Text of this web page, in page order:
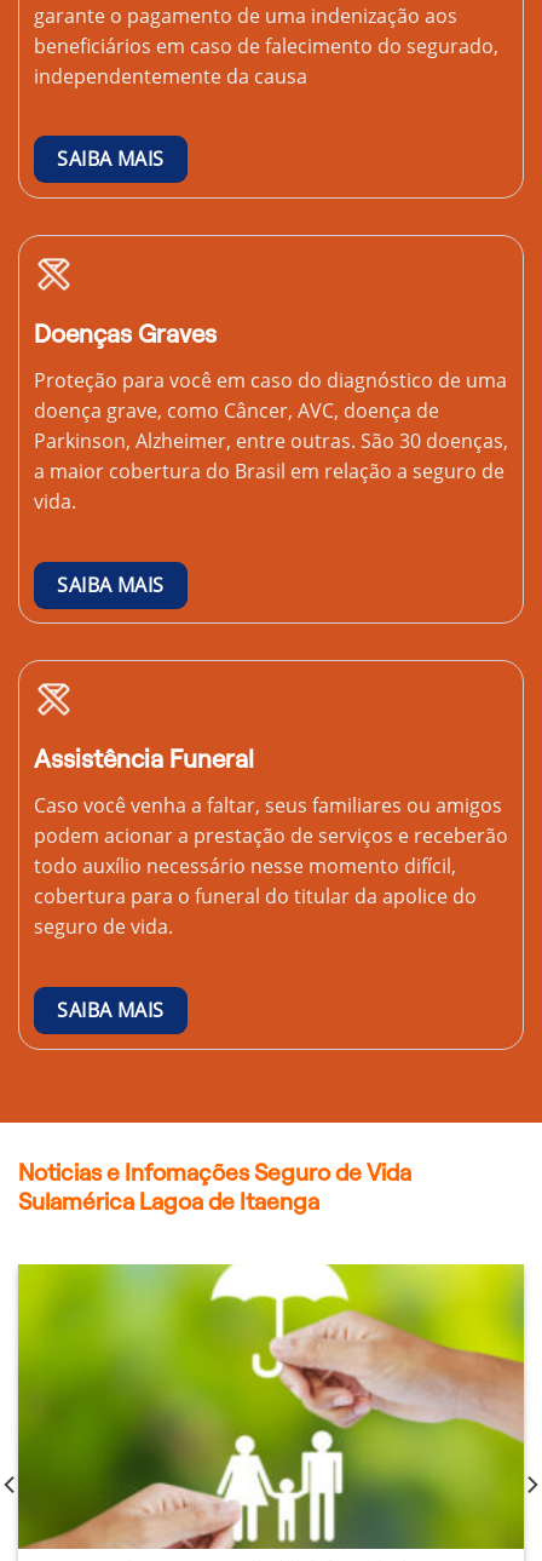
garante o pagamento de uma indenização aos
beneficiários em caso de falecimento do segurado,
independentemente da causa
SAIBA MAIS
Doenças Graves
Proteção para você em caso do diagnóstico de uma
doença grave, como Câncer, AVC, doença de
Parkinson, Alzheimer, entre outras. São 30 doenças,
a maior cobertura do Brasil em relação a seguro de
vida.
SAIBA MAIS
Assistência Funeral
Caso você venha a faltar, seus familiares ou amigos
podem acionar a prestação de serviços e receberão
todo auxílio necessário nesse momento difícil,
cobertura para o funeral do titular da apolice do
seguro de vida.
SAIBA MAIS
Noticias e Infomações Seguro de Vida
Sulamérica Lagoa de Itaenga